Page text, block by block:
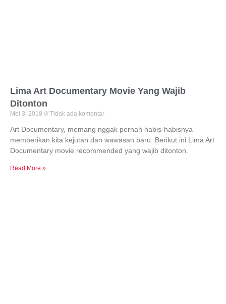
Lima Art Documentary Movie Yang Wajib
Ditonton
Mei 3, 2018 Tidak ada komentar
Art Documentary, memang nggak pernah habis-habisnya
memberikan kita kejutan dan wawasan baru. Berikut ini Lima Art
Documentary movie recommended yang wajib ditonton.
Read More »